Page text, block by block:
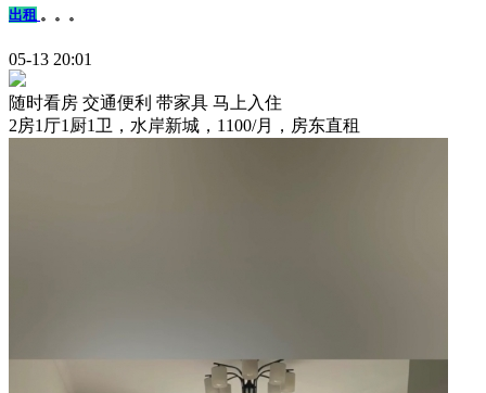
出租 。。。
05-13 20:01
随时看房 交通便利 带家具 马上入住
2房1厅1厨1卫，水岸新城，1100/月，房东直租